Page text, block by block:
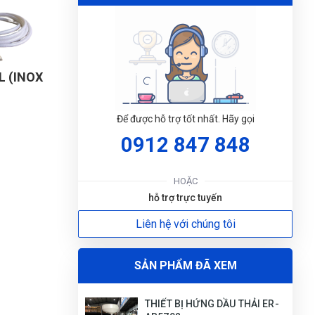
(INOX
(Đánh giá 1 năm trước)
Để lại số đt chưa đầy 5 phút đã có người liên
hệ lại tư vấn rồi
(Đánh giá 1 năm trước)
TT
Tuyết Trang
giao hàng nhanh mik cực ưng nha
Để được hỗ trợ tốt nhất. Hãy gọi
0912 847 848
HOẶC
hỗ trợ trực tuyến
Liên hệ với chúng tôi
SẢN PHẨM ĐÃ XEM
THIẾT BỊ HỨNG DẦU THẢI ER-